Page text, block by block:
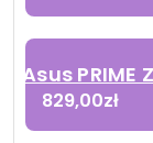
Asus PRIME
829,00zł